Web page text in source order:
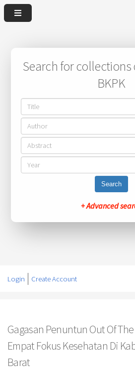
Search for collections
BKPK
Search
+ Advanced
Login Create Account
Gagasan Penuntun Out Of
Empat Fokus Kesehatan Di
Barat